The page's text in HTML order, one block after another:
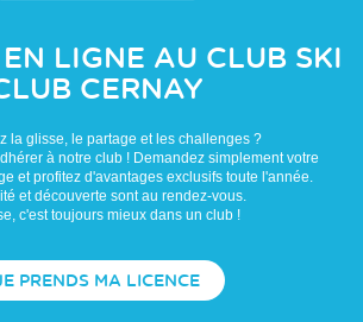
LIGNE AU CLUB SKI
CERNAY
la glisse, le partage et les challenges ?
à notre club ! Demandez simplement votre
et profitez d'avantages exclusifs toute l'année.
et découverte sont au rendez-vous.
c'est toujours mieux dans un club !
PRENDS MA LICENCE